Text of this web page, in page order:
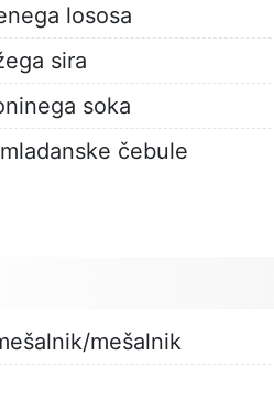
lososa
sira
soka
čebule
mešalnik